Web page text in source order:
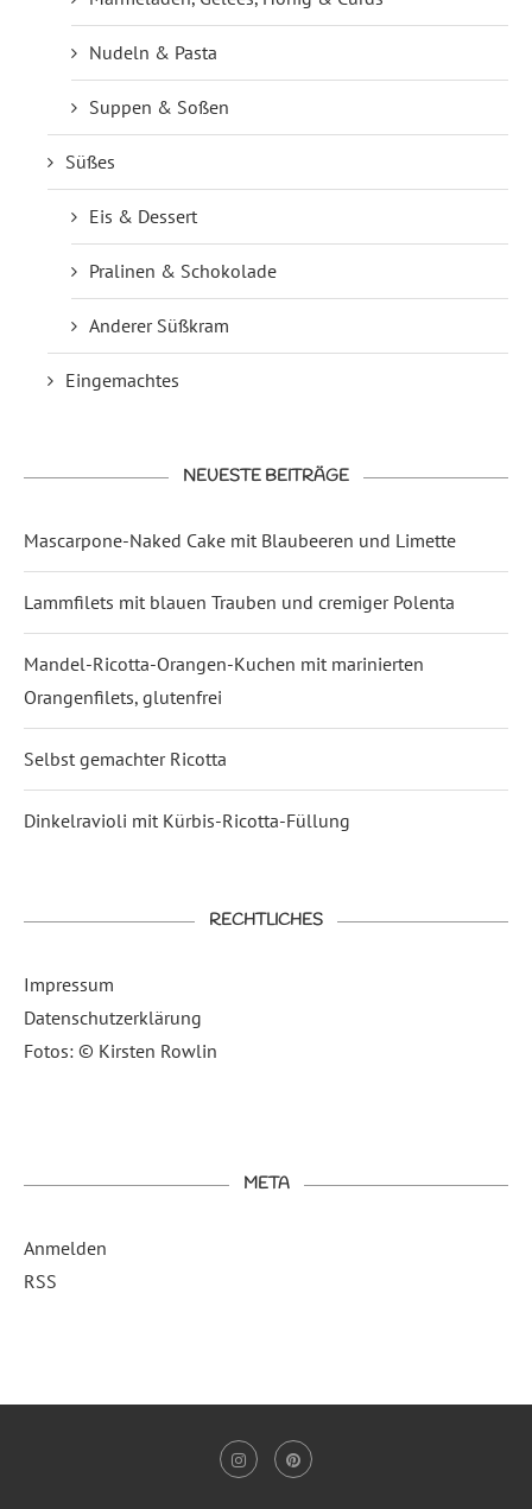
Nudeln & Pasta
Suppen & Soßen
Süßes
Eis & Dessert
Pralinen & Schokolade
Anderer Süßkram
Eingemachtes
NEUESTE BEITRÄGE
Mascarpone-Naked Cake mit Blaubeeren und Limette
Lammfilets mit blauen Trauben und cremiger Polenta
Mandel-Ricotta-Orangen-Kuchen mit marinierten
Orangenfilets, glutenfrei
Selbst gemachter Ricotta
Dinkelravioli mit Kürbis-Ricotta-Füllung
RECHTLICHES
Impressum
Datenschutzerklärung
Fotos: © Kirsten Rowlin
META
Anmelden
RSS